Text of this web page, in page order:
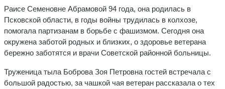
Раисе Семеновне Абрамовой 94 года, она родилась в
Псковской области, в годы войны трудилась в колхозе,
помогала партизанам в борьбе с фашизмом. Сегодня она
окружена заботой родных и близких, о здоровье ветерана
бережно заботятся и врачи Советской районной больницы.
Труженица тыла Боброва Зоя Петровна гостей встречала с
большой радостью, за чашкой чая ветеран рассказала о тех